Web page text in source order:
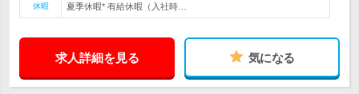
休暇
夏季休暇* 有給休暇（入社時…
求人詳細を見る 気になる